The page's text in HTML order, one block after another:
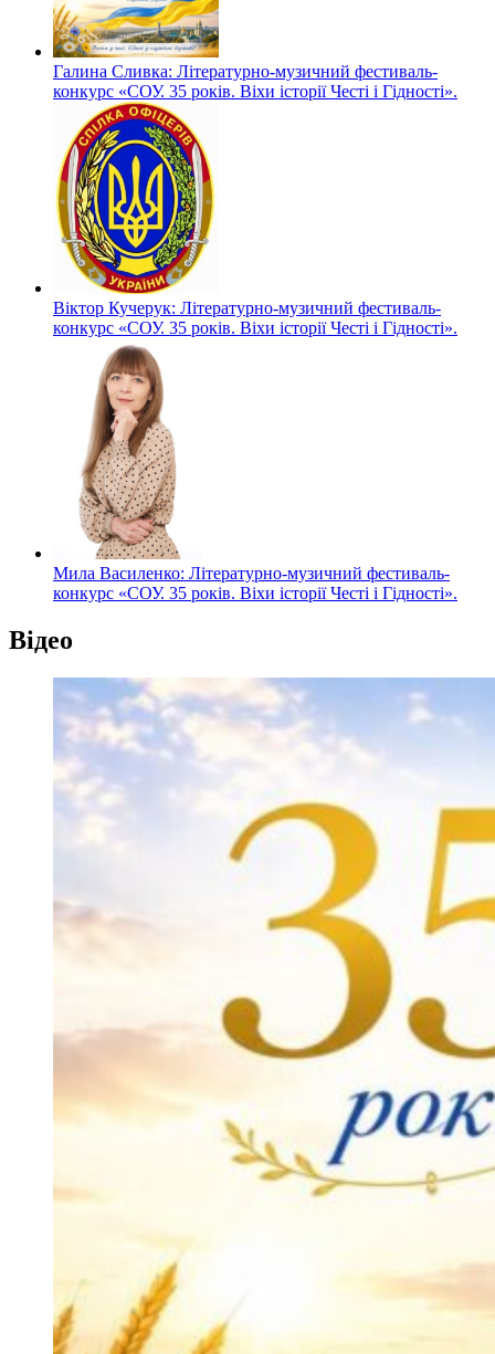
Галина Сливка: Літературно-музичний фестиваль-
конкурс «СОУ. 35 років. Віхи історії Честі і Гідності».
Віктор Кучерук: Літературно-музичний фестиваль-
конкурс «СОУ. 35 років. Віхи історії Честі і Гідності».
Мила Василенко: Літературно-музичний фестиваль-
конкурс «СОУ. 35 років. Віхи історії Честі і Гідності».
Відео